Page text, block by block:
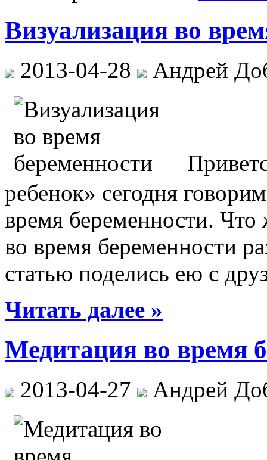
Визуализация во
2013-04-28 Андрей
ребенок» сегодня
время беременности. Что
во время беременности
статью поделись ею с
Читать далее »
Медитация во время
2013-04-27 Андрей